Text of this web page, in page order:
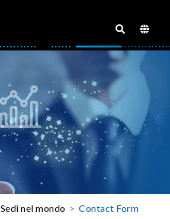
Sedi nel mondo Contact Form